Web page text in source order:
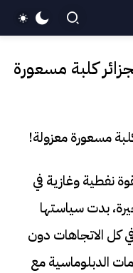
كلبة مسعورة
نفطية وغازية في
بدت سياستها
كل الاتجاهات دون
الدبلوماسية مع